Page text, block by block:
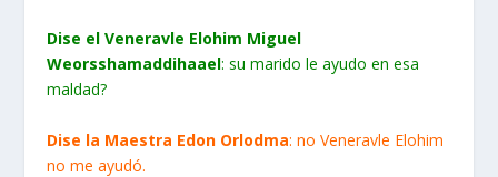
Dise el Veneravle Elohim Miguel
Weorsshamaddihaael: su marido le ayudo en esa
maldad?
Dise la Maestra Edon Orlodma: no Veneravle Elohim
no me ayudó.